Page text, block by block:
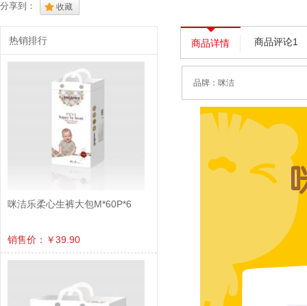
分享到： . 收藏
商品详情 商品评论1
品牌： 咪洁
热销排行
咪洁乐柔心生裤大包M*60P*6
销售价：￥39.90